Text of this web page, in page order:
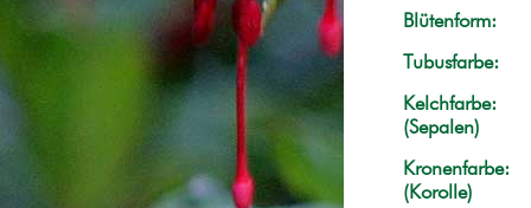
Blütenform:
Tubusfarbe:
Kelchfarbe:
(Sepalen)
Kronenfarbe:
(Korolle)